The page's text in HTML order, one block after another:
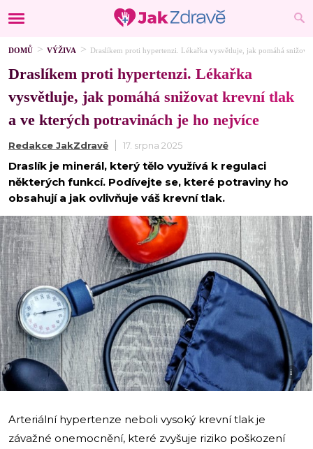
DOMŮ VÝŽIVA Draslíkem proti hypertenzi. Lékařka vysvětluje, jak pomáhá
Draslíkem proti hypertenzi. Lékařka
vysvětluje, jak pomáhá snižovat krevní tlak
a ve kterých potravinách je ho nejvíce
Redakce JakZdravě 17. srpna 2025
Draslík je minerál, který tělo využívá k regulaci
některých funkcí. Podívejte se, které potraviny ho
obsahují a jak ovlivňuje váš krevní tlak.
i
Arteriální hypertenze neboli vysoký krevní tlak je
závažné onemocnění, které zvyšuje riziko poškození